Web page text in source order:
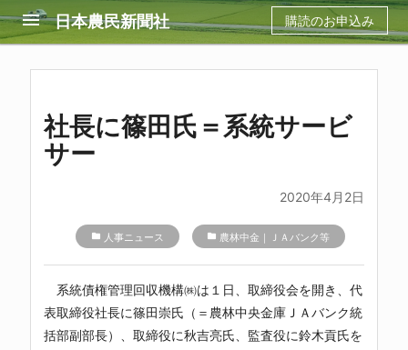
menu 日本農民新聞社 購読のお申込み
社長に篠田氏＝系統サービ
サー
2020年4月2日
folder 人事ニュース folder 農林中金｜ＪＡバンク等
系統債権管理回収機構㈱は１日、取締役会を開き、代
表取締役社長に篠田崇氏（＝ 農林中央金庫ＪＡバンク統
括部副部長）、取締役に秋吉亮氏、監査役に鈴木貢氏を